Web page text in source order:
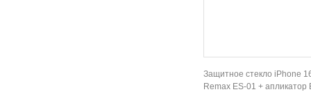
Защитное стекло iPhone
Remax ES-01 + апликатор